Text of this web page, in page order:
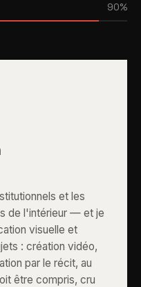
90%
et les
de l'intérieur — et je
visuelle et
: création vidéo,
par le récit, au
être compris, cru